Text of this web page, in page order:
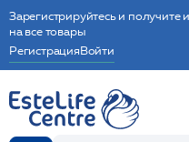
Зарегистрируйтесь и
на все товары
РегистрацияВойти